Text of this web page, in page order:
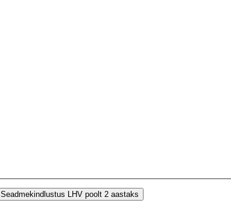
Seadmekindlustus LHV poolt 2 aastaks